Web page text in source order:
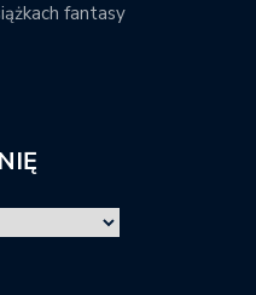
fantasy